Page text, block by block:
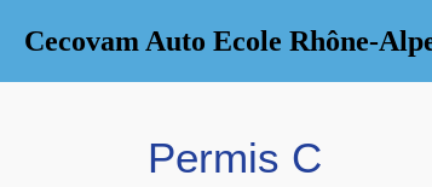
Cecovam Auto Ecole Rhône-
Permis C